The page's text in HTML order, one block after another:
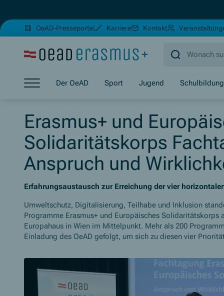
OeAD-Presseportal Karriere(Öffnet in neuem Fenster)
Kontakt
Der OeAD
Sport Jugend Schulbildung
Erasmus+ und
Solidaritätskorps
Anspruch und
Erfahrungsaustausch zur Erreichung der vier
Umweltschutz, Digitalisierung, Teilhabe und Inklusion
Programme Erasmus+ und Europäisches Solidaritätskorps
Europahaus in Wien im Mittelpunkt. Mehr als 200
Einladung des OeAD gefolgt, um sich zu diesen vier
Slider überspringen